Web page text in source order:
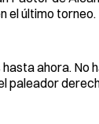
el último torneo.
ahora.
paleador